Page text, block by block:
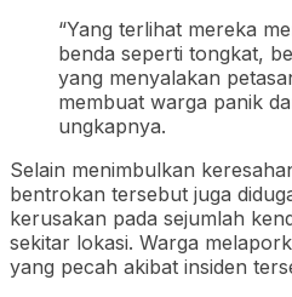
“Yang terlihat mereka
benda seperti tongkat,
yang menyalakan
membuat warga panik
ungkapnya.
Selain menimbulkan
bentrokan tersebut juga
kerusakan pada sejumlah
sekitar lokasi. Warga
yang pecah akibat insiden